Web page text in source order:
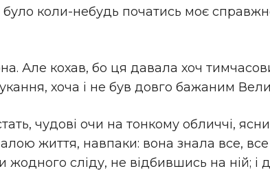
коли-небудь початись моє
Але кохав, бо ця давала хоч
хоча і не був довго бажаним
чудові очи на тонкому обличчі,
життя, навпаки: вона знала все,
сліду, не відбившись на ній; і